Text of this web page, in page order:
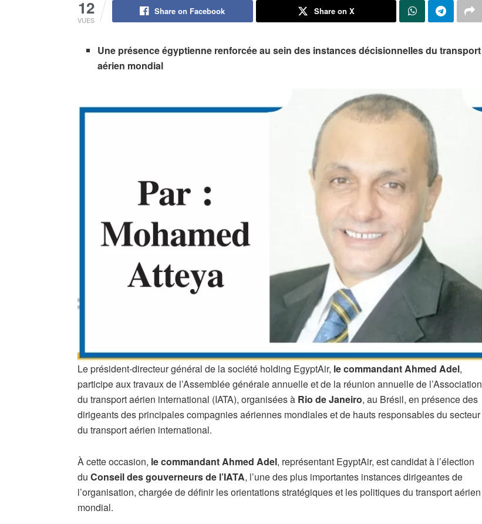
12
VUES
Share on Facebook Share on X
Une présence égyptienne renforcée au sein des instances décisionnelles du transport
aérien mondial
Le président-directeur général de la société holding EgyptAir, le commandant Ahmed Adel,
participe aux travaux de l’Assemblée générale annuelle et de la réunion annuelle de l’Association
du transport aérien international (IATA), organisées à Rio de Janeiro, au Brésil, en présence des
dirigeants des principales compagnies aériennes mondiales et de hauts responsables du secteur
du transport aérien international.
À cette occasion, le commandant Ahmed Adel, représentant EgyptAir, est candidat à l’élection
du Conseil des gouverneurs de l’IATA, l’une des plus importantes instances dirigeantes de
l’organisation, chargée de définir les orientations stratégiques et les politiques du transport aérien
mondial.